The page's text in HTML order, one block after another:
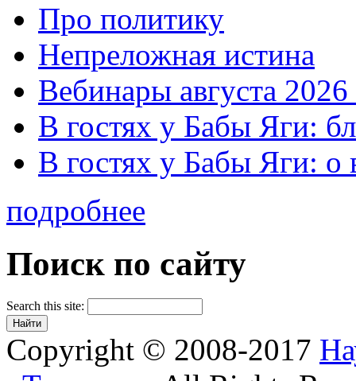
Про политику
Непреложная истина
Вебинары августа 2026
В гостях у Бабы Яги:
В гостях у Бабы Яги:
подробнее
Поиск по сайту
Search this site:
Copyright © 2008-2017